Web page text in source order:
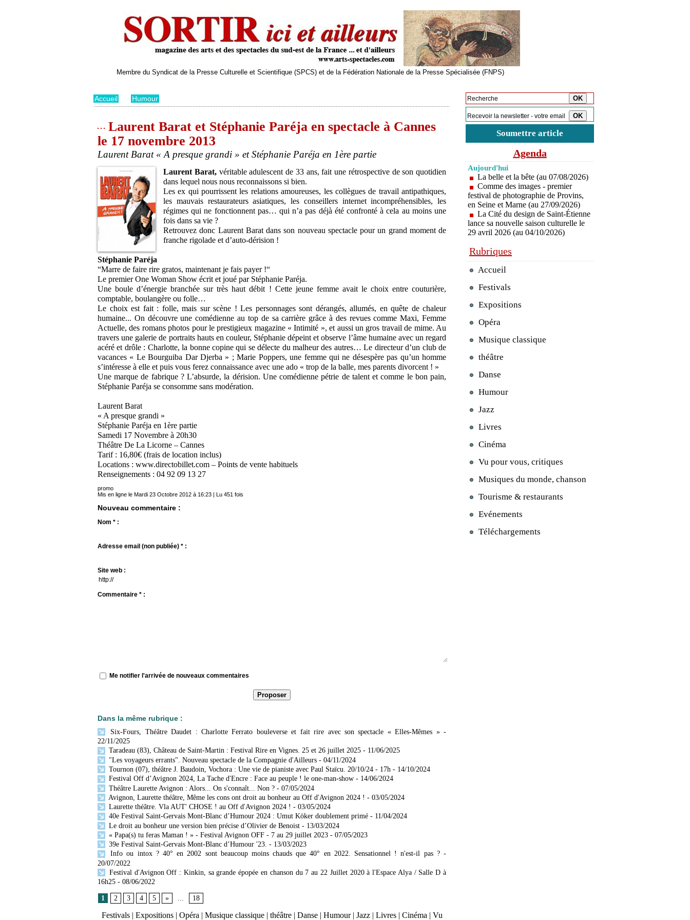
Membre du Syndicat de la Presse Culturelle et Scientifique (SPCS) et de la Fédération Nationale de la Presse Spécialisée (FNPS)
Accueil Humour
Laurent Barat et Stéphanie Paréja en spectacle à Cannes
le 17 novembre 2013
Laurent Barat « A presque grandi » et Stéphanie Paréja en 1ère partie
Laurent Barat,véritable adulescent de 33 ans, fait une rétrospective de son quotidien
dans lequel nous nous reconnaissons si bien.
Les ex qui pourrissent les relations amoureuses, les collègues de travail antipathiques,
les mauvais restaurateurs asiatiques, les conseillers internet incompréhensibles, les
régimes qui ne fonctionnent pas… qui n’a pas déjà été confronté à cela au moins une
fois dans sa vie ?
Retrouvez donc Laurent Barat dans son nouveau spectacle pour un grand moment de
franche rigolade et d’auto-dérision !
Stéphanie Paréja
“Marre de faire rire gratos, maintenant je fais payer !“
Le premier One Woman Show écrit et joué par Stéphanie Paréja.
Une boule d’énergie branchée sur très haut débit ! Cette jeune femme avait le choix entre couturière,
comptable, boulangère ou folle…
Le choix est fait : folle, mais sur scène ! Les personnages sont dérangés, allumés, en quête de chaleur
humaine... On découvre une comédienne au top de sa carrière grâce à des revues comme Maxi, Femme
Actuelle, des romans photos pour le prestigieux magazine « Intimité », et aussi un gros travail de mime. Au
travers une galerie de portraits hauts en couleur, Stéphanie dépeint et observe l’âme humaine avec un regard
acéré et drôle : Charlotte, la bonne copine qui se délecte du malheur des autres… Le directeur d’un club de
vacances « Le Bourguiba Dar Djerba » ; Marie Poppers, une femme qui ne désespère pas qu’un homme
s’intéresse à elle et puis vous ferez connaissance avec une ado « trop de la balle, mes parents divorcent ! »
Une marque de fabrique ? L’absurde, la dérision. Une comédienne pétrie de talent et comme le bon pain,
Stéphanie Paréja se consomme sans modération.
Laurent Barat
« A presque grandi »
Stéphanie Paréja en 1ère partie
Samedi 17 Novembre à 20h30
Théâtre De La Licorne – Cannes
Tarif : 16,80€ (frais de location inclus)
Locations : www.directobillet.com – Points de vente habituels
Renseignements : 04 92 09 13 27
promo
Mis en ligne le Mardi 23 Octobre 2012 à 16:23 | Lu 451 fois
Nouveau commentaire :
Nom * :
Adresse email (non publiée) * :
Site web :
Commentaire * :
Me notifier l'arrivée de nouveaux commentaires
Dans la même rubrique :
Six-Fours, Théâtre Daudet : Charlotte Ferrato bouleverse et fait rire avec son spectacle « Elles-Mêmes » -
22/11/2025
Taradeau (83), Château de Saint-Martin : Festival Rire en Vignes. 25 et 26 juillet 2025 - 11/06/2025
"Les voyageurs errants". Nouveau spectacle de la Compagnie d'Ailleurs - 04/11/2024
Tournon (07), théâtre J. Baudoin, Vochora : Une vie de pianiste avec Paul Staïcu. 20/10/24 - 17h - 14/10/2024
Festival Off d’Avignon 2024, La Tache d'Encre : Face au peuple ! le one-man-show - 14/06/2024
Théâtre Laurette Avignon : Alors... On s'connaît... Non ? - 07/05/2024
Avignon, Laurette théâtre, Même les cons ont droit au bonheur au Off d'Avignon 2024 ! - 03/05/2024
Laurette théâtre. Vla AUT' CHOSE ! au Off d'Avignon 2024 ! - 03/05/2024
40e Festival Saint-Gervais Mont-Blanc d’Humour 2024 : Umut Köker doublement primé - 11/04/2024
Le droit au bonheur une version bien précise d’Olivier de Benoist - 13/03/2024
« Papa(s) tu feras Maman ! » - Festival Avignon OFF - 7 au 29 juillet 2023 - 07/05/2023
39e Festival Saint-Gervais Mont-Blanc d’Humour '23. - 13/03/2023
Info ou intox ? 40° en 2002 sont beaucoup moins chauds que 40° en 2022. Sensationnel ! n'est-il pas ? -
20/07/2022
Festival d'Avignon Off : Kinkin, sa grande épopée en chanson du 7 au 22 Juillet 2020 à l'Espace Alya / Salle D à
16h25 - 08/06/2022
1 2 3 4 5 » ... 18
Festivals | Expositions | Opéra | Musique classique | théâtre | Danse | Humour | Jazz | Livres | Cinéma | Vu
Soumettre article
Agenda
Aujourd'hui
La belle et la bête (au 07/08/2026)
Comme des images - premier
festival de photographie de Provins,
en Seine et Marne (au 27/09/2026)
La Cité du design de Saint-Étienne
lance sa nouvelle saison culturelle le
29 avril 2026 (au 04/10/2026)
Rubriques
Accueil
Festivals
Expositions
Opéra
Musique classique
théâtre
Danse
Humour
Jazz
Livres
Cinéma
Vu pour vous, critiques
Musiques du monde, chanson
Tourisme & restaurants
Evénements
Téléchargements